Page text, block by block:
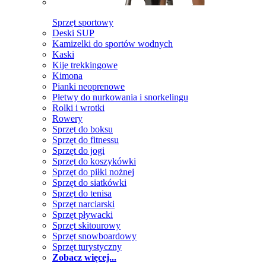
Sprzęt sportowy
Deski SUP
Kamizelki do sportów wodnych
Kaski
Kije trekkingowe
Kimona
Pianki neoprenowe
Płetwy do nurkowania i snorkelingu
Rolki i wrotki
Rowery
Sprzęt do boksu
Sprzęt do fitnessu
Sprzęt do jogi
Sprzęt do koszykówki
Sprzęt do piłki nożnej
Sprzęt do siatkówki
Sprzęt do tenisa
Sprzęt narciarski
Sprzęt pływacki
Sprzęt skitourowy
Sprzęt snowboardowy
Sprzęt turystyczny
Zobacz więcej...